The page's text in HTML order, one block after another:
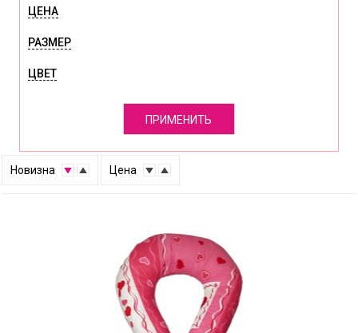
ЦЕНА
РАЗМЕР
ЦВЕТ
ПРИМЕНИТЬ
Новизна Цена
↓ ↑